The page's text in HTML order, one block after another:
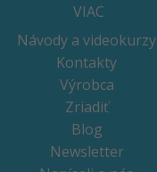
VIAC
Návody a videokurzy
Kontakty
Výrobca
Zriadiť
Blog
Newsletter